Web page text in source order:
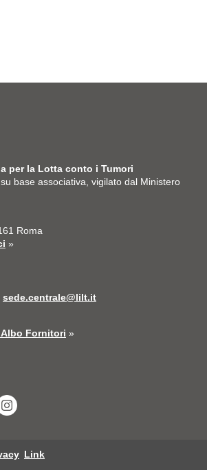
per la Lotta conto i Tumori
base associativa, vigilato dal Ministero
Roma
»
sede.centrale@lilt.it
Fornitori »
Link